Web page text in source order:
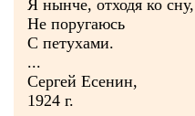
Я нынче, отходя ко сну,
Не поругаюсь
С петухами.
...
Сергей Есенин,
1924 г.